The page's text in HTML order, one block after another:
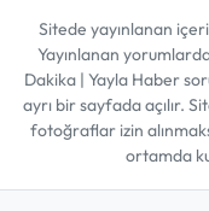
Sitede yayınlanan
Yayınlanan
Dakika | Yayla Haber
ayrı bir sayfada açılır.
fotoğraflar izin
ortamda